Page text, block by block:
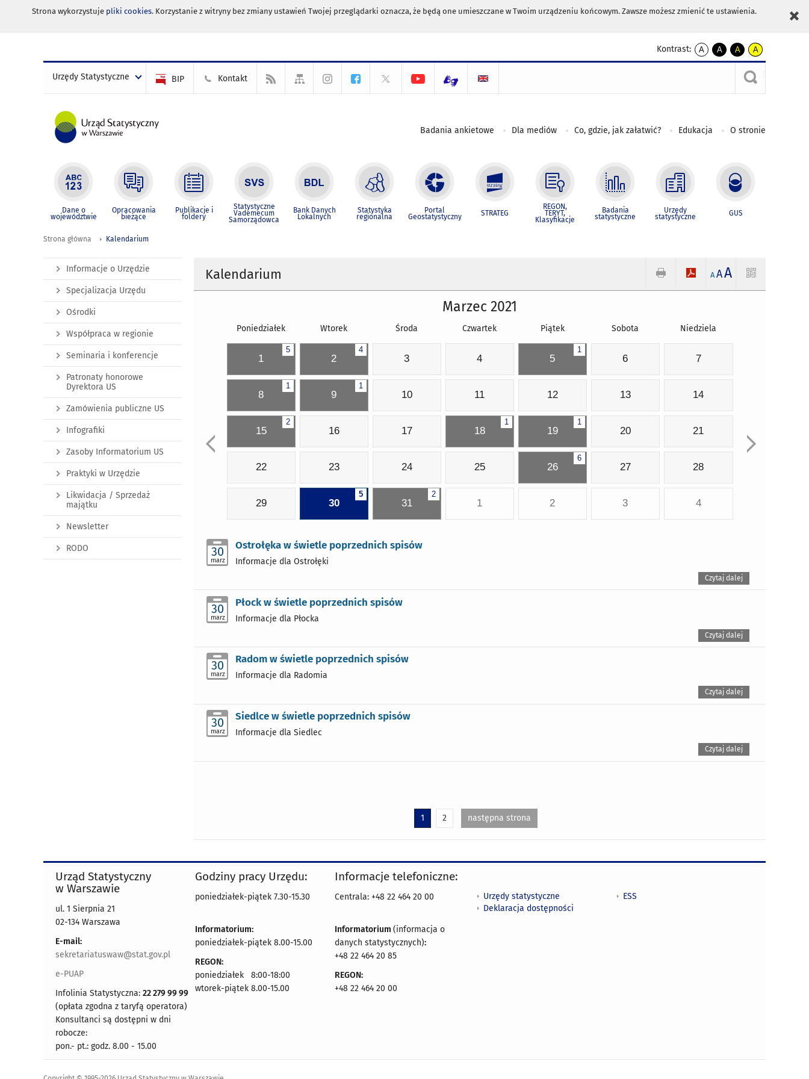
Strona wykorzystuje pliki cookies. Korzystanie z witryny bez zmiany ustawień Twojej przeglądarki oznacza, że będą one umieszczane w Twoim urządzeniu końcowym. Zawsze możesz zmienić te ustawienia.
Kontrast:
A
kontrast
A
kontrast
czarnym
A
kontrast
żółty
tekst
czarnym
A
kontrast
czarny
tekst
żółtym
Urzędy Statystyczne BIP Kontakt
Badania ankietowe Dla mediów Co, gdzie, jak załatwić? Edukacja O stronie
Dane o
województwie
Opracowania
bieżące
Publikacje i
foldery
Statystyczne
Vademecum
Samorządowca
Bank Danych
Lokalnych
Statystyka
regionalna
Portal
Geostatystyczny STRATEG
REGON,
TERYT,
Klasyfikacje
Badania
statystyczne
Urzędy
statystyczne GUS
Strona główna Kalendarium
Kalendarium A AA
Marzec 2021
Poniedziałek Wtorek Środa Czwartek Piątek Sobota Niedziela
5
1
4
2 3 4
1
5 6 7
1
8
1
9 10 11 12 13 14
2
15 16 17
1
18
1
19 20 21
22 23 24 25
6
26 27 28
29
5
30
2
31 1 2 3 4
30
marz
Ostrołęka w świetle poprzednich spisów
Informacje dla Ostrołęki
Czytaj dalej
30
marz
Płock w świetle poprzednich spisów
Informacje dla Płocka
Czytaj dalej
30
marz
Radom w świetle poprzednich spisów
Informacje dla Radomia
Czytaj dalej
30
marz
Siedlce w świetle poprzednich spisów
Informacje dla Siedlec
Czytaj dalej
1 2 następna strona
Informacje o Urzędzie
Specjalizacja Urzędu
Ośrodki
Współpraca w regionie
Seminaria i konferencje
Patronaty honorowe
Dyrektora US
Zamówienia publiczne US
Infografiki
Zasoby Informatorium US
Praktyki w Urzędzie
Likwidacja / Sprzedaż
majątku
Newsletter
RODO
Urząd Statystyczny
w Warszawie
ul. 1 Sierpnia 21
02-134 Warszawa
E-mail:
sekretariatuswaw@stat.gov.pl
e-PUAP
Infolinia Statystyczna: 22 279 99 99
(opłata zgodna z taryfą operatora)
Konsultanci są dostępni w dni
robocze:
pon.- pt.: godz. 8.00 - 15.00
Godziny pracy Urzędu:
poniedziałek-piątek 7.30-15.30
Informatorium:
poniedziałek-piątek 8.00-15.00
REGON:
poniedziałek 8:00-18:00
wtorek-piątek 8.00-15.00
Informacje telefoniczne:
Centrala: +48 22 464 20 00
Informatorium (informacja o
danych statystycznych):
+48 22 464 20 85
REGON:
+48 22 464 20 00
Urzędy statystyczne
Deklaracja dostępności
ESS